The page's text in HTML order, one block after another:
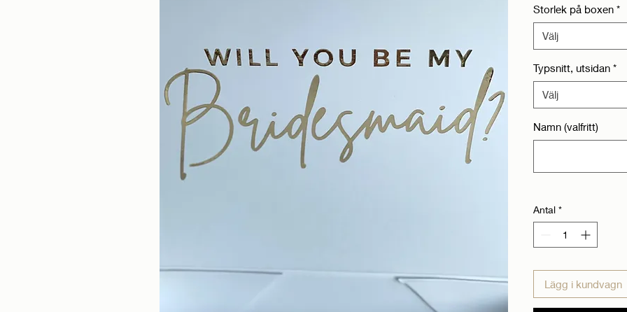
Storlek på boxen *
Välj
Typsnitt, utsidan *
Välj
Namn (valfritt)
Antal *
Lägg i kundvagn